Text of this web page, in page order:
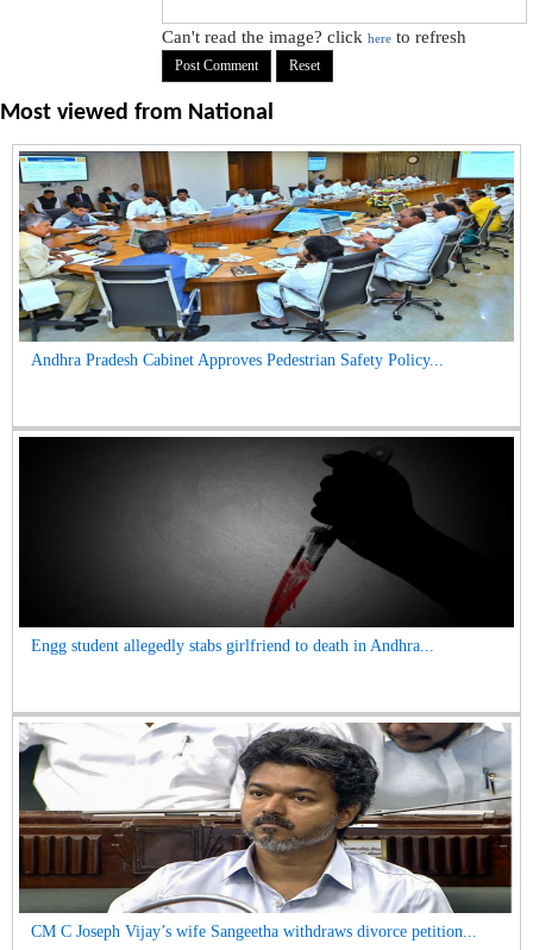
Can't read the image? clickhere to refresh
Most viewed from National
Andhra Pradesh Cabinet Approves Pedestrian Safety Policy...
Engg student allegedly stabs girlfriend to death in Andhra...
CM C Joseph Vijay’s wife Sangeetha withdraws divorce petition...